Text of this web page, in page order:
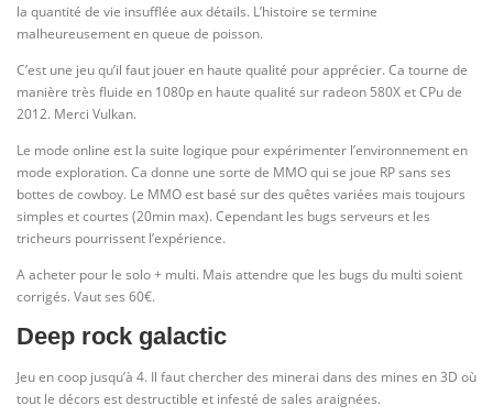
la quantité de vie insufflée aux détails. L’histoire se termine
malheureusement en queue de poisson.
C’est une jeu qu’il faut jouer en haute qualité pour apprécier. Ca tourne de
manière très fluide en 1080p en haute qualité sur radeon 580X et CPu de
2012. Merci Vulkan.
Le mode online est la suite logique pour expérimenter l’environnement en
mode exploration. Ca donne une sorte de MMO qui se joue RP sans ses
bottes de cowboy. Le MMO est basé sur des quêtes variées mais toujours
simples et courtes (20min max). Cependant les bugs serveurs et les
tricheurs pourrissent l’expérience.
A acheter pour le solo + multi. Mais attendre que les bugs du multi soient
corrigés. Vaut ses 60€.
Deep rock galactic
Jeu en coop jusqu’à 4. Il faut chercher des minerai dans des mines en 3D où
tout le décors est destructible et infesté de sales araignées.